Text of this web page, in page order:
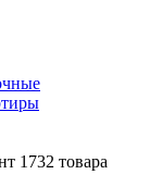
1732 товара